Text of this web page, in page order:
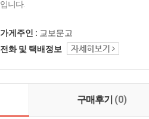
입니다.
가게주인 : 교보문고
전화 및 택배정보
구매후기 (0)